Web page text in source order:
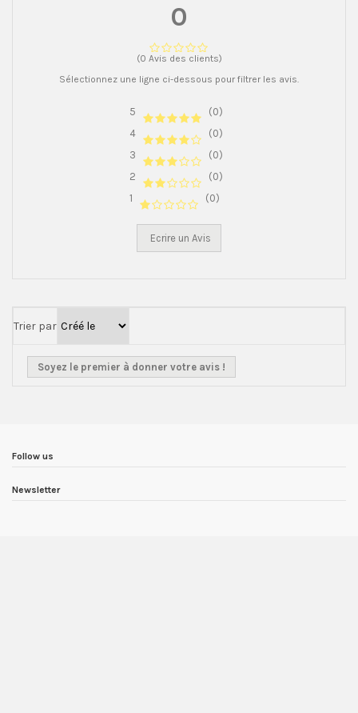
0
(0 Avis des clients)
Sélectionnez une ligne ci-dessous pour filtrer les avis.
5
(0)
4
(0)
3
(0)
2
(0)
1
(0)
Ecrire un Avis
Trier par
Soyez le premier à donner votre avis !
Follow us
Newsletter